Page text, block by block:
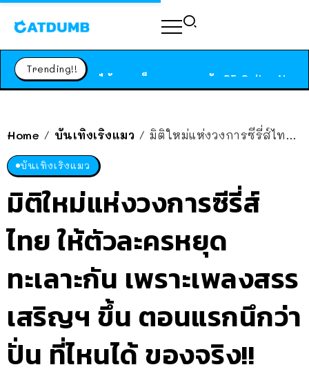
Trending!!
Home / บันเทิงเริงแมว / มิติใหม่แห่งวงการซีรี่ส์ไทย ให้ตัวละครหยุดทะเลาะกัน เพราะเพลงสรรเสริญฯ ขึ้น ตอนแรกนึกว่าปั่น ที่ไหนได้ ของจริง!!
บันเทิงเริงแมว
มิติใหม่แห่งวงการซีรี่ส์
ไทย ให้ตัวละครหยุด
ทะเลาะกัน เพราะเพลงสรร
เสริญฯ ขึ้น ตอนแรกนึกว่า
ปั่น ที่ไหนได้ ของจริง!!